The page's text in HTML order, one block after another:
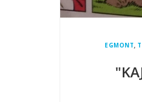
EGMONT,